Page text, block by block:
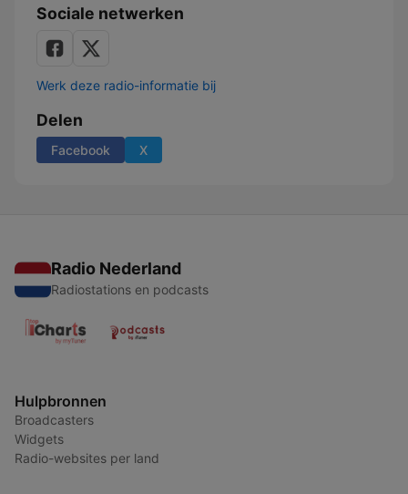
Sociale netwerken
Werk deze radio-informatie bij
Delen
Facebook X
Radio Nederland
Radiostations en podcasts
Hulpbronnen
Broadcasters
Widgets
Radio-websites per land